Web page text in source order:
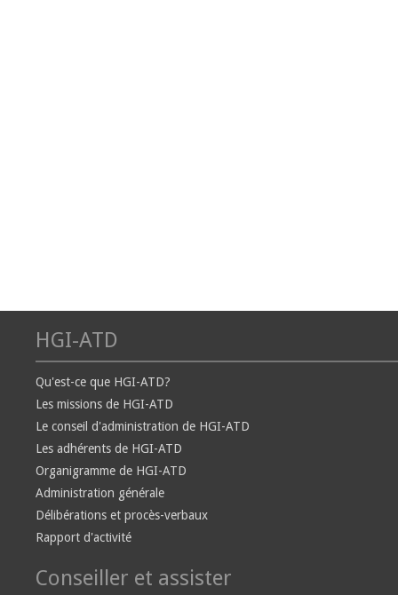
HGI-ATD
Qu'est-ce que HGI-ATD?
Les missions de HGI-ATD
Le conseil d'administration de HGI-ATD
Les adhérents de HGI-ATD
Organigramme de HGI-ATD
Administration générale
Délibérations et procès-verbaux
Rapport d'activité
Conseiller et assister